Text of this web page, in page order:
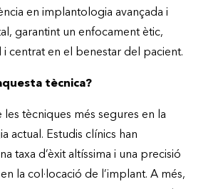
en implantologia avançada i
garantint un enfocament ètic,
i centrat en el benestar del pacient.
tècnica?
les tècniques més segures en la
actual. Estudis clínics han
taxa d’èxit altíssima i una precisió
la col·locació de l’implant. A més,